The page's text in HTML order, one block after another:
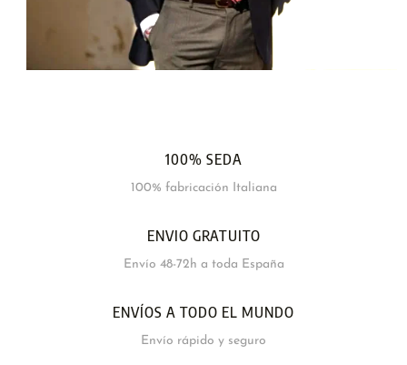
100% SEDA
100% fabricación Italiana
ENVIO GRATUITO
Envío 48-72h a toda España
ENVÍOS A TODO EL MUNDO
Envío rápido y seguro